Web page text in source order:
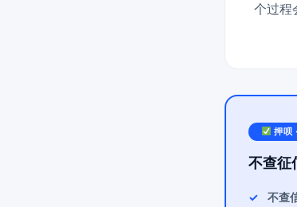
个过程
押呗
不查征
不查